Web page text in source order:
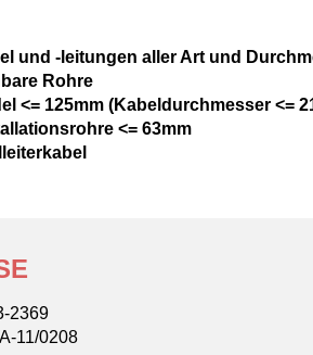
und -leitungen aller Art und
Rohre
<= 125mm (Kabeldurchmesser <=
<= 63mm
2369
11/0208